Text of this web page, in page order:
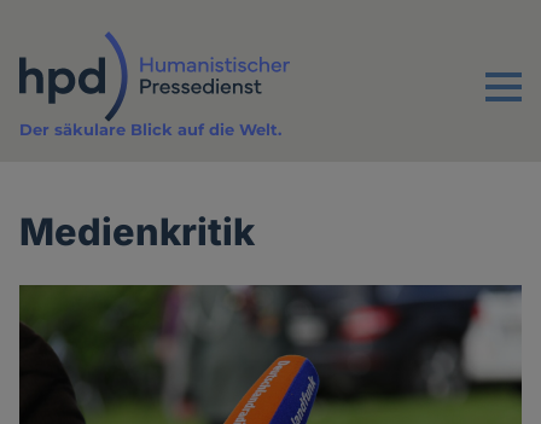
Inhalt
Menu
Der säkulare Blick auf die Welt.
Medienkritik